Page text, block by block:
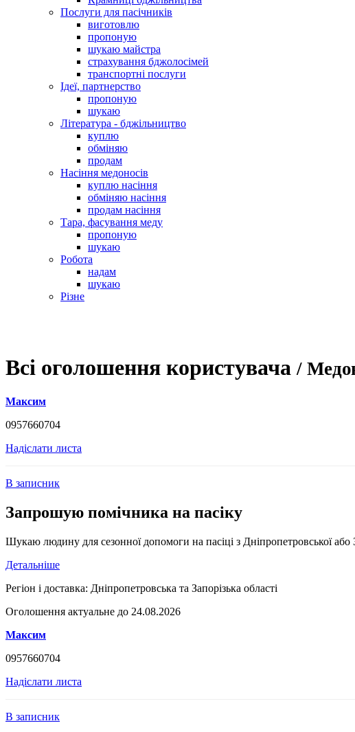
Послуги для пасічників
виготовлю
пропоную
шукаю майстра
страхування бджолосімей
транспортні послуги
Ідеї, партнерство
пропоную
шукаю
Література - бджільництво
куплю
обміняю
продам
Насіння медоносів
куплю насіння
обміняю насіння
продам насіння
Тара, фасування меду
пропоную
шукаю
Робота
надам
шукаю
Різне
Всі оголошення користувача/
Максим
0957660704
Надіслати листа
В записник
Запрошую помічника на пасіку
Шукаю людину для сезонної допомоги на пасіці з Дніпропетровської або
Детальніше
Регіон і доставка: Дніпропетровська та Запорізька області
Оголошення актуальне до 24.08.2026
Максим
0957660704
Надіслати листа
В записник